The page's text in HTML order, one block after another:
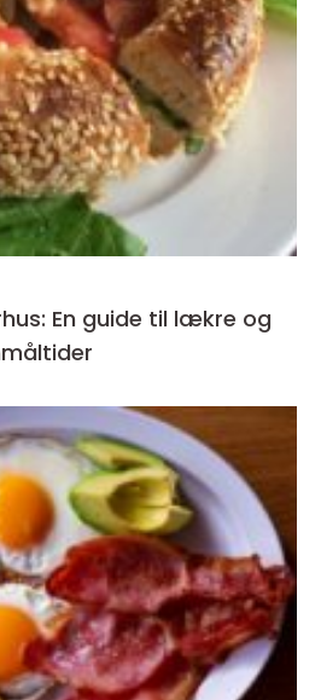
En guide til lækre og